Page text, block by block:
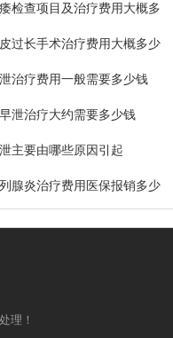
检查项目及治疗费用大概多
过长手术治疗费用大概多少
治疗费用一般需要多少钱
泄治疗大约需要多少钱
主要由哪些原因引起
腺炎治疗费用医保报销多少
理！